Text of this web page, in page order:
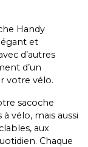
Handy
et
d’autres
d’un
votre vélo.
sacoche
vélo, mais aussi
aux
Chaque